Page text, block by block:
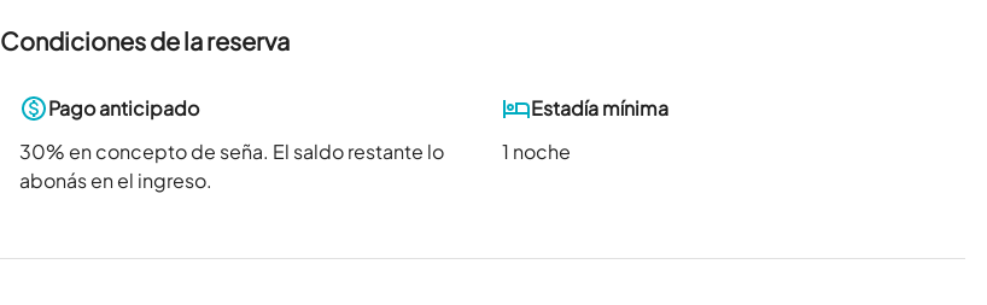
Condiciones de la reserva
Pago anticipado
30% en concepto de seña. El saldo restante lo
abonás en el ingreso.
Estadía mínima
1 noche